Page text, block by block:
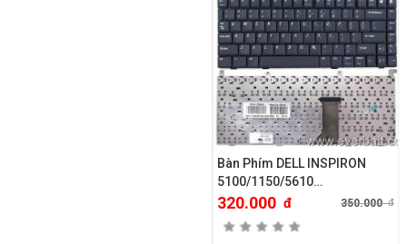
Bàn Phím DELL INSPIRON
5100/1150/5610…
320.000 đ 350.000đ